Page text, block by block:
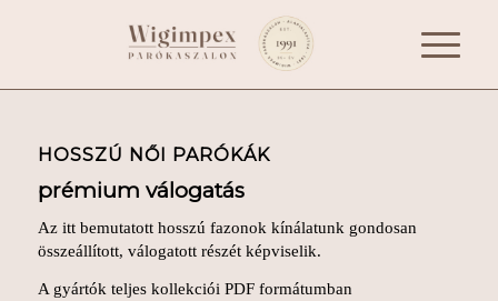
HOSSZÚ NŐI PARÓKÁK
prémium válogatás
Az itt bemutatott hosszú fazonok kínálatunk gondosan
összeállított, válogatott részét képviselik.
A gyártók teljes kollekciói PDF formátumban